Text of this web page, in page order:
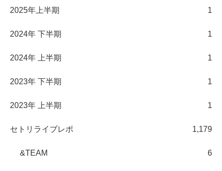
2025年上半期 1
2024年 下半期 1
2024年 上半期 1
2023年 下半期 1
2023年 上半期 1
セトリライブレポ 1,179
&TEAM 6